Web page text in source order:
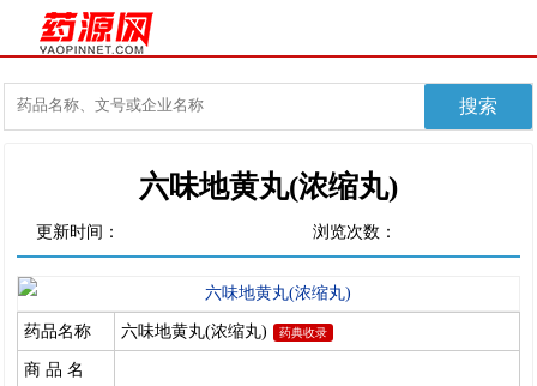
六味地黄丸(浓缩丸)
更新时间： 浏览次数：
药品名称 六味地黄丸(浓缩丸) 药典收录
商 品 名